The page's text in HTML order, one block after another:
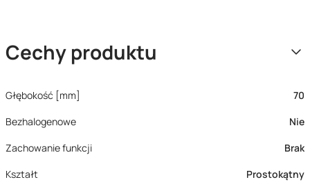
Cechy produktu
Głębokość [mm]
70
Bezhalogenowe
Nie
Zachowanie funkcji
Brak
Kształt
Prostokątny